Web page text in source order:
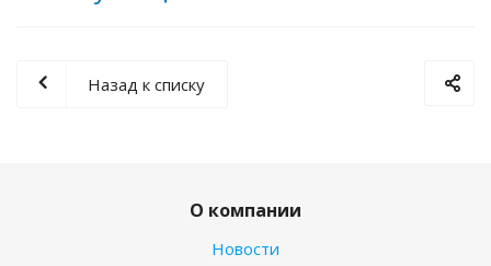
Назад к списку
О компании
Новости